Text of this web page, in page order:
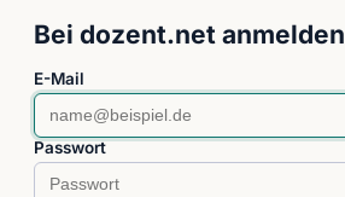
Bei dozent.net anmelden
E-Mail
Passwort